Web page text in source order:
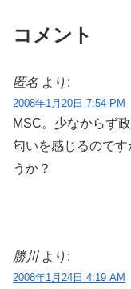
コメント
匿名 より:
2008年1月20日 7:54 PM
MSC。少なからず
匂いを感じるので
うか？
勝川 より:
2008年1月24日 4:19 AM